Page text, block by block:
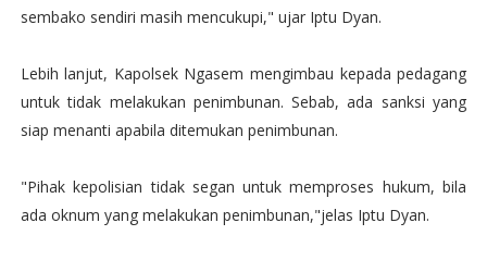
sembako sendiri masih mencukupi," ujar Iptu Dyan.
Lebih lanjut, Kapolsek Ngasem mengimbau kepada pedagang
untuk tidak melakukan penimbunan. Sebab, ada sanksi yang
siap menanti apabila ditemukan penimbunan.
"Pihak kepolisian tidak segan untuk memproses hukum, bila
ada oknum yang melakukan penimbunan,"jelas Iptu Dyan.